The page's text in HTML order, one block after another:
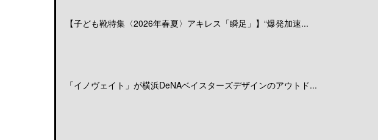
【子ども靴特集〈2026年春夏〉アキレス「瞬足」】“爆発加速...
「イノヴェイト」が横浜DeNAベイスターズデザインのアウトド...